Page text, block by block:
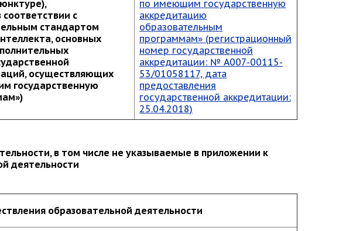
с
стандартом
основных
осуществляющих
государственную
по имеющим государственную
аккредитацию
образовательным
программам» (регистрационный
номер государственной
аккредитации: № А007-00115-
53/01058117, дата
предоставления
государственной аккредитации:
25.04.2018)
в том числе не указываемые в приложении к
деятельности
образовательной деятельности